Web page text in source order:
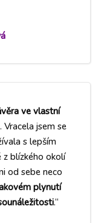
ve vlastní
Vracela jsem se
s lepším
z blízkého okolí
od sebe neco
plynutí
.“